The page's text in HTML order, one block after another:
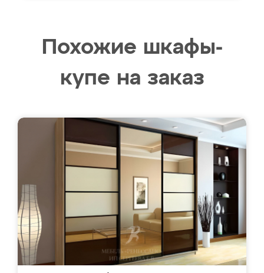
Похожие шкафы-
купе на заказ